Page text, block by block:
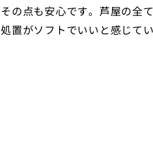
その点も安心です。芦屋の全
処置がソフトでいいと感じてい